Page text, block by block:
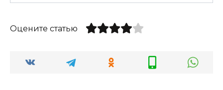
Оцените статью